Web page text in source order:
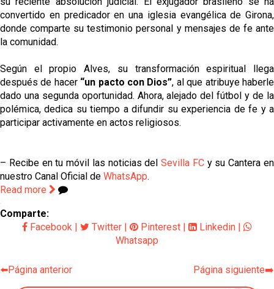
convertido en predicador en una iglesia evangélica de Girona,
donde comparte su testimonio personal y mensajes de fe ante
la comunidad.
Según el propio Alves, su transformación espiritual llega
después de hacer “un pacto con Dios”, al que atribuye haberle
dado una segunda oportunidad. Ahora, alejado del fútbol y de la
polémica, dedica su tiempo a difundir su experiencia de fe y a
participar activamente en actos religiosos.
– Recibe en tu móvil las noticias delSevilla FCy su Cantera en
nuestro Canal Oficial de WhatsApp.
Read more
Comparte:
Facebook
Twitter Pinterest Linkedin
Whatsapp
⬅️Página anterior Página siguiente➡️